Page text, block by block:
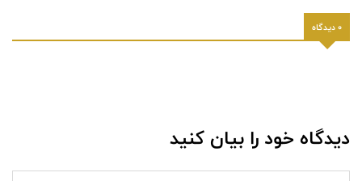
0 دیدگاه
دیدگاه خود را بیان کنید